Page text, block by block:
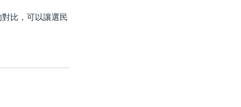
比，可以讓選民